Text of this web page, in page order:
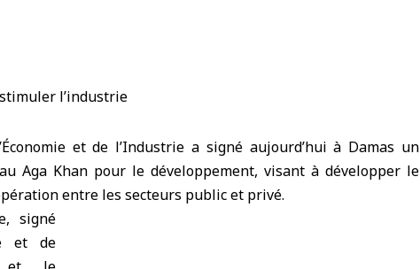
et de l’Industrie a signé aujourd’hui à Damas un
Aga Khan pour le développement, visant à développer le
entre les secteurs public et privé.
signé
et de